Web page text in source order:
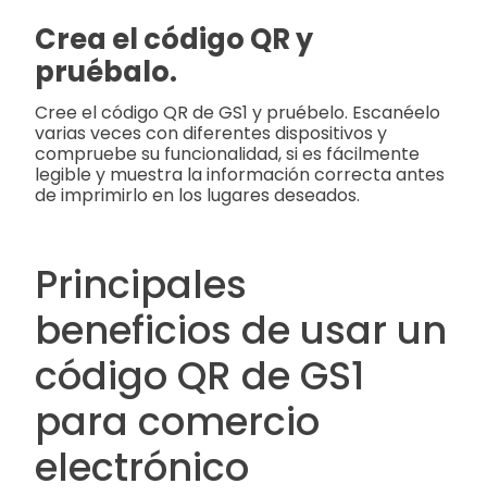
Crea el código QR y
pruébalo.
Cree el código QR de GS1 y pruébelo. Escanéelo
varias veces con diferentes dispositivos y
compruebe su funcionalidad, si es fácilmente
legible y muestra la información correcta antes
de imprimirlo en los lugares deseados.
Principales
beneficios de usar un
código QR de GS1
para comercio
electrónico